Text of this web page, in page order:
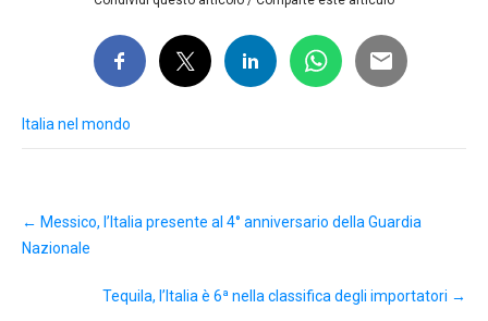
Italia nel mondo
navigation
← Messico, l’Italia presente al 4° anniversario della Guardia
Nazionale
Tequila, l’Italia è 6ª nella classifica degli importatori →